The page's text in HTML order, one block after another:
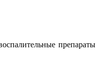
препараты